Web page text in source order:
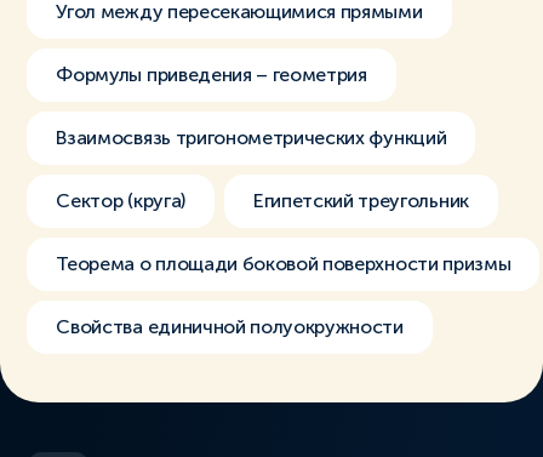
Угол между пересекающимися прямыми
Формулы приведения – геометрия
Взаимосвязь тригонометрических функций
Сектор (круга) Египетский треугольник
Теорема о площади боковой поверхности призмы
Свойства единичной полуокружности